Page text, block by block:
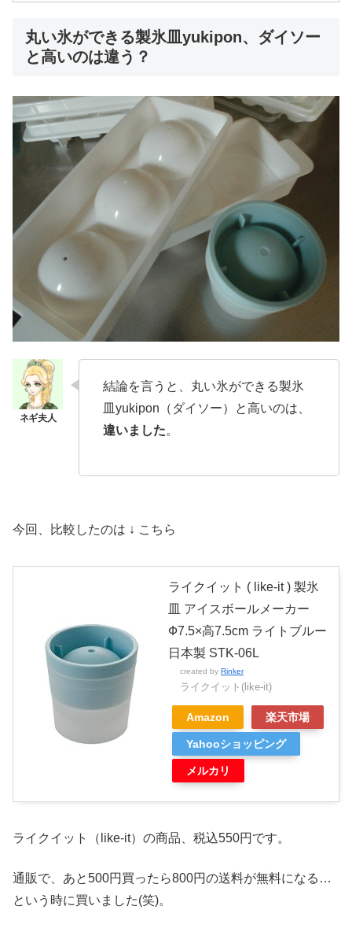
丸い氷ができる製氷皿yukipon、ダイソー
と高いのは違う？
結論を言うと、丸い氷ができる製氷
皿yukipon（ダイソー）と高いのは、
違いました。
今回、比較したのは ↓ こちら
ライクイット ( like-it ) 製氷
皿 アイスボールメーカー
Ф7.5×高7.5cm ライトブルー
日本製 STK-06L
created by Rinker
ライクイット(like-it)
Amazon 楽天市場
Yahooショッピング
メルカリ
ライクイット（like-it）の商品、税込550円です。
通販で、あと500円買ったら800円の送料が無料になる…
という時に買いました(笑)。